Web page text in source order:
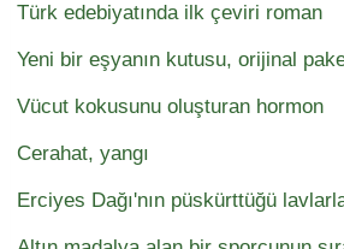
Türk edebiyatında ilk çeviri roman
Yeni bir eşyanın kutusu, orijinal
Vücut kokusunu oluşturan hormon
Cerahat, yangı
Erciyes Dağı'nın püskürttüğü